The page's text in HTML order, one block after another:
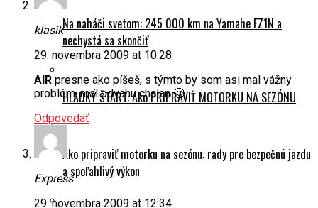
Na naháči svetom: 245 000 km na Yamahe FZ1N a
nechystá sa skončiť
HLADKÝ ŠTART: Ako PRIPRAVIŤ MOTORKU NA SEZÓNU
Ako pripraviť motorku na sezónu: rady pre bezpečnú jazdu
a spoľahlivý výkon
klasik
29. novembra 2009 at 10:28
AIR presne ako píšeš, s týmto by som asi mal vážny
problém, mal odvahu chalan 🙂
Odpovedať
Express
29. novembra 2009 at 12:34